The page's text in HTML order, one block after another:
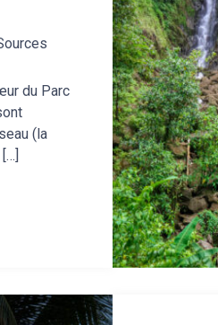
du Parc
(la